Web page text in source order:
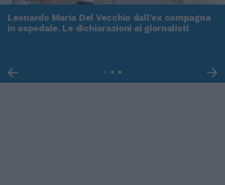
Leonardo Maria Del Vecchio dall'ex compagna
in ospedale. Le dichiarazioni ai giornalisti